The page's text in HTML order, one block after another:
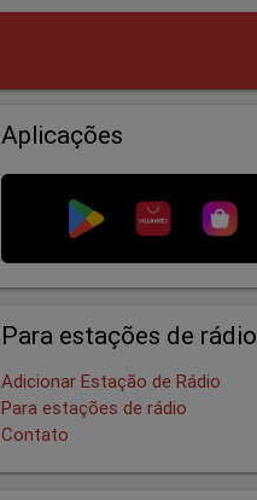
Aplicações
Para estações de rádio
Adicionar Estação de Rádio
Para estações de rádio
Contato